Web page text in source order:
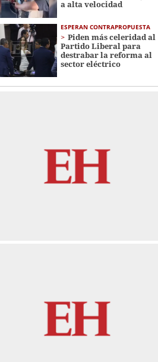
a alta velocidad
ESPERAN CONTRAPROPUESTA
Piden más celeridad al
Partido Liberal para
destrabar la reforma al
sector eléctrico